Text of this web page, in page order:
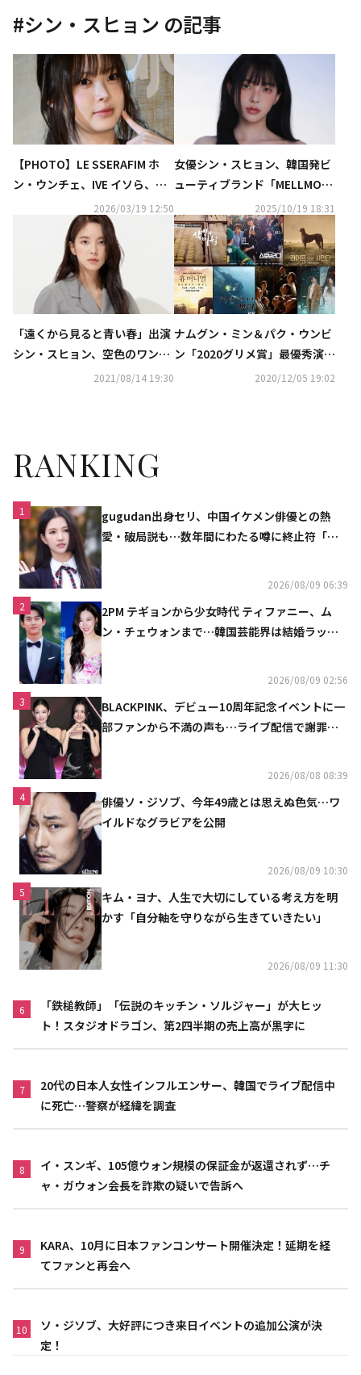
#シン・スヒョン の記事
【PHOTO】LE SSERAFIM ホ
ン・ウンチェ、IVE イソら、ブ
ランド「maje」のイベントに
2026/03/19 12:50
女優シン・スヒョン、韓国発ビ
ューティブランド「MELLMOO
N」モデルに抜擢！新作リップ
が登場
2025/10/19 18:31
「遠くから見ると青い春」出演
シン・スヒョン、空色のワンピ
ース姿を披露…清純な魅力をア
2021/08/14 19:30
ナムグン・ミン＆パク・ウンビ
ン「2020グリメ賞」最優秀演技
賞を受賞…新人演技賞は女優シ
2020/12/05 19:02
RANKING
1
gugudan出身セリ、中国イケメン俳優との熱
愛・破局説も…数年間にわたる噂に終止符「邪
2026/08/09 06:39
2
2PM テギョンから少女時代 ティファニー、ム
ン・チェウォンまで…韓国芸能界は結婚ラッシ
2026/08/09 02:56
3
BLACKPINK、デビュー10周年記念イベントに一
部ファンから不満の声も…ライブ配信で謝罪
2026/08/08 08:39
4
俳優ソ・ジソブ、今年49歳とは思えぬ色気…ワ
イルドなグラビアを公開
2026/08/09 10:30
5
キム・ヨナ、人生で大切にしている考え方を明
かす「自分軸を守りながら生きていきたい」
2026/08/09 11:30
6
「鉄槌教師」「伝説のキッチン・ソルジャー」が大ヒッ
ト！スタジオドラゴン、第2四半期の売上高が黒字に
7
20代の日本人女性インフルエンサー、韓国でライブ配信中
に死亡…警察が経緯を調査
8
イ・スンギ、105億ウォン規模の保証金が返還されず…チ
ャ・ガウォン会長を詐欺の疑いで告訴へ
9
KARA、10月に日本ファンコンサート開催決定！延期を経
てファンと再会へ
10
ソ・ジソブ、大好評につき来日イベントの追加公演が決
定！